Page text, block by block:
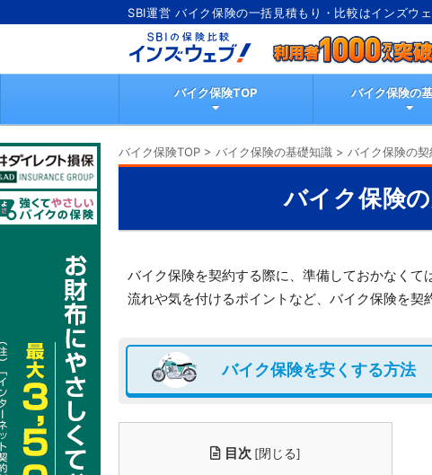
SBI運営 バイク保険の一括見積もり・比較はインズウ
バイク保険TOP バイク保険の
バイク保険TOP > バイク保険の基礎知識 > バイク保険の
バイク保険
バイク保険を契約する際に、準備しておかなく
流れや気を付けるポイントなど、バイク保険を契
バイク保険を安くする方法
目次 [閉じる]